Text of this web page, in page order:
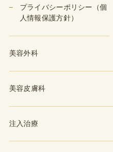
プライバシーポリシー（個
人情報保護方針）
美容外科
美容皮膚科
注入治療